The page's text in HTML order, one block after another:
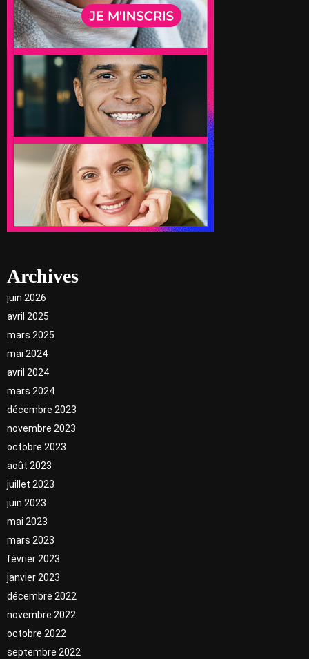
Archives
juin 2026
avril 2025
mars 2025
mai 2024
avril 2024
mars 2024
décembre 2023
novembre 2023
octobre 2023
août 2023
juillet 2023
juin 2023
mai 2023
mars 2023
février 2023
janvier 2023
décembre 2022
novembre 2022
octobre 2022
septembre 2022